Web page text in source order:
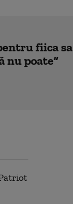
fiica sa
nu poate”